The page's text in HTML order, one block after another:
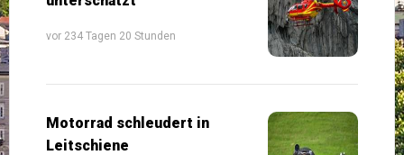
vor 234 Tagen 20 Stunden
Motorrad schleudert in
Leitschiene